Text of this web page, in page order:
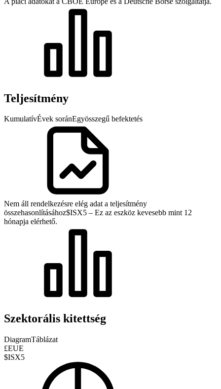
Teljesítmény
KumulatívÉvek soránEgyösszegű befektetés
Nem áll rendelkezésre elég adat a teljesítmény
összehasonlításához$ISX5 – Ez az eszköz kevesebb mint 12
hónapja elérhető.
Szektorális kitettség
DiagramTáblázat
£EUE
$ISX5